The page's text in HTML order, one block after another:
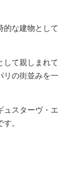
的な建物として
して親しまれて
リの街並みを一
ュスターヴ・エ
。